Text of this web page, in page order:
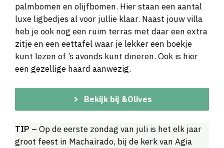
palmbomen en olijfbomen. Hier staan een aantal
luxe ligbedjes al voor jullie klaar. Naast jouw villa
heb je ook nog een ruim terras met daar een extra
zitje en een eettafel waar je lekker een boekje
kunt lezen of ’s avonds kunt dineren. Ook is hier
een gezellige haard aanwezig.
Bekijk bij &Olives
TIP – Op de eerste zondag van juli is het elk jaar
groot feest in Machairado, bij de kerk van Agia